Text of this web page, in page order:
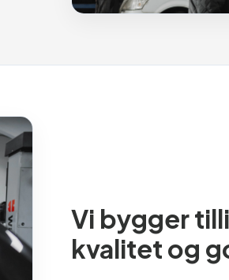
Vi bygger
kvalitet og